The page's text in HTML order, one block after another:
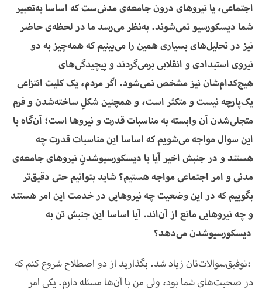
اجتماعی، یا نیروهای درون جامعه‌ی مدنی‌ست که اساسا به‌تعبیر
شما دیسکورسیو نمی‌شوند. به‌نظر می‌رسد ما در لحظه‌ی حاضر
نیز در تحلیل‌های بسیاری همین را می‌بینیم که همه‌چیز به دو
نیروی استبدادی و انقلابی برمی‌گردند و پیچیدگی‌های
هیچ‌کدام‌شان نیز مشخص نمی‌شود. اگر مردم، یک کلیت انتزاعی
یک‌پارچه نیست و متکثر است، و همچنین شکلِ ساخته‌شدن و فرم
متجلی‌شدن آن وابسته به مناسبات قدرت و نیروها است؛ آن‌گاه با
این سوال مواجه می‌شویم که اساسا این مناسبات قدرت چه
هستند و در جنبش اخیر آیا با دیسکورسیوشدنِ نیروهای جامعه‌ی
مدنی و امر اجتماعی مواجه هستیم؟ شاید بتوانیم حتی دقیق‌تر
بگوییم که در این وضعیت چه نیروهایی در خدمت این امر هستند
و چه نیروهایی مانع از آن‌اند. آیا اساسا این جنبش تن به
دیسکورسیوشدن می‌دهد؟
توفیق:
سوالات‌تان زیاد شد. بگذارید از دو اصطلاح شروع کنم که
در صحبت‌های شما بود، ولی من با آن‌ها مسئله دارم. یکی امر